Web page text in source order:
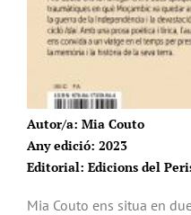
Autor/a: Mia Couto
Any edició: 2023
Editorial: Edicions del
Mia Couto ens situa en